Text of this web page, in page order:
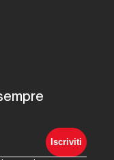
Iscriviti